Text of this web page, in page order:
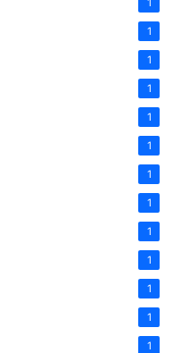
1
1
1
1
1
1
1
1
1
1
1
1
1